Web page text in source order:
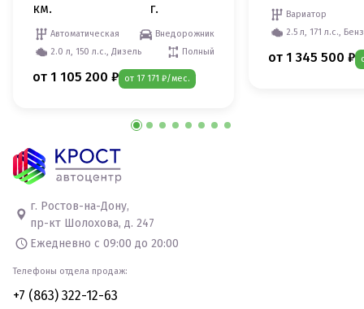
км.
г.
Автоматическая
Внедорожник
2.0 л, 150 л.с., Дизель
Полный
от 1 105 200 ₽ от 17 171 ₽/мес.
Вариатор
2.5 л, 171 л.с.,
от 1 345 500 ₽
г. Ростов-на-Дону,
пр-кт Шолохова, д. 247
Ежедневно с 09:00 до 20:00
Телефоны отдела продаж:
+7 (863) 322-12-63